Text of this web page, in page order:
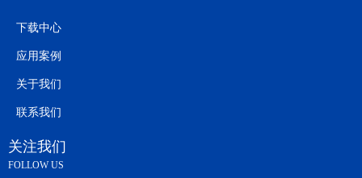
关注我们
FOLLOW US
下载中心
应用案例
关于我们
联系我们